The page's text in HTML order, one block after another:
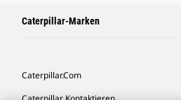
Caterpillar-Marken
Caterpillar.com